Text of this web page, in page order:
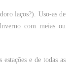
laços?). Uso-as de
com meias ou
e de todas as